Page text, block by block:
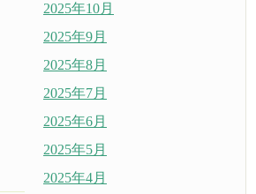
2025年10月
2025年9月
2025年8月
2025年7月
2025年6月
2025年5月
2025年4月